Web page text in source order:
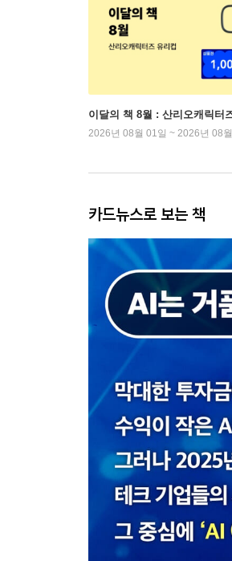
이달의 책 8월 : 산리오캐릭터
2026년 08월 01일 ~ 2026년 08
카드뉴스로 보는 책